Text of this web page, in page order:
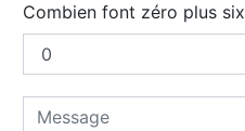
Combien font zéro plus six